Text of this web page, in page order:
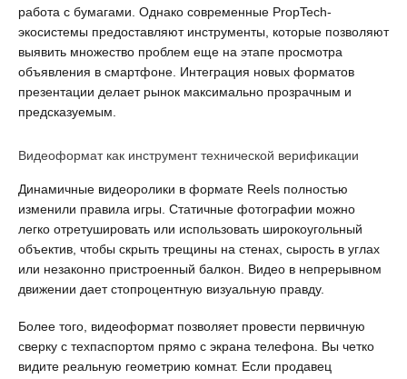
работа с бумагами. Однако современные PropTech-
экосистемы предоставляют инструменты, которые позволяют
выявить множество проблем еще на этапе просмотра
объявления в смартфоне. Интеграция новых форматов
презентации делает рынок максимально прозрачным и
предсказуемым.
Видеоформат как инструмент технической верификации
Динамичные видеоролики в формате Reels полностью
изменили правила игры. Статичные фотографии можно
легко отретушировать или использовать широкоугольный
объектив, чтобы скрыть трещины на стенах, сырость в углах
или незаконно пристроенный балкон. Видео в непрерывном
движении дает стопроцентную визуальную правду.
Более того, видеоформат позволяет провести первичную
сверку с техпаспортом прямо с экрана телефона. Вы четко
видите реальную геометрию комнат. Если продавец